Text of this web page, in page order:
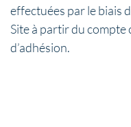
effectuées par le biais
Site à partir du compte
d’adhésion.